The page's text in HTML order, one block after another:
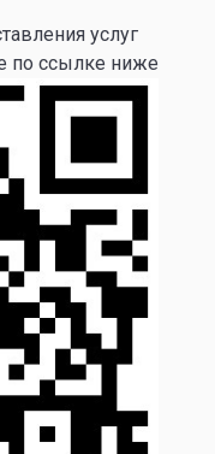
услуг
по ссылке ниже